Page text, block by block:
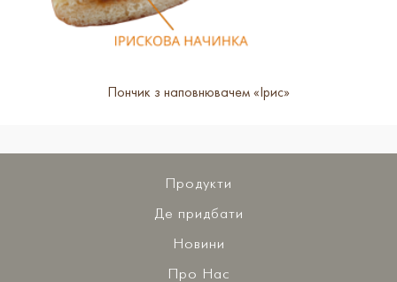
Пончик з наповнювачем «Ірис»
Продукти
Де придбати
Новини
Про Нас